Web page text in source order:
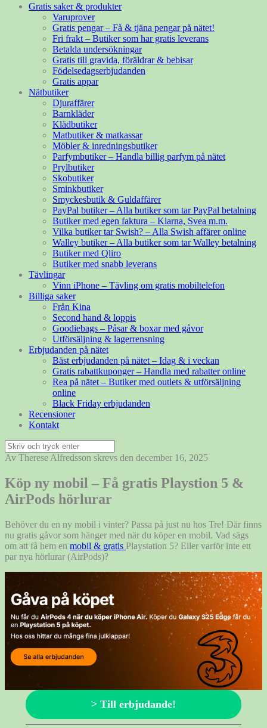
Gratis saker & produkter
Varuprover
Gratis pengar – Få & tjäna pengar på nätet!
Fri frakt – Butiker som har gratis leverans
Betalda undersökningar
Gratis till gravida, föräldrar & bebisar
Födelsedagserbjudanden
Gratis appar
Nätbutiker
Djuraffärer
Barnkläder
Klädbutiker
Matbutiker & matkassar
Möbler & inredningsbutiker
Parfymbutiker – Handla billig parfym på nätet
Prylbutiker
Skobutiker
Sminkbutiker
Smyckesbutik & Guldaffärer
PayPal butiker – Alla butiker som tar PayPal betalning
Butiker med egen faktura – Klarna, Svea m.m.
Vilka butiker tar Swish? – Alla Swish affärer online
Walley butiker – Alla butiker som tar Walley betalning
Butiker med Qliro
Butiker med snabb leverans
Tävlingar
Vinn iPhone – Tävling om gratis mobiltelefon
Billiga saker
Från Kina
Second hand & loppis
Goodiebags – Påsar & boxar med gåvor
Utförsäljning & lagerrensning
Erbjudanden på nätet
Bäst erbjudanden på nätet – Idag & i veckan
Gratis rabattkuponger – Handla med rabatter online
Rea på nätet – Butiker med outlets & utförsäljning
online
Black Friday erbjudanden
Recensioner
Kontakt
Sök
efter:
Av Therese Alfredsson skrevs den december 16, 2025
Köp ny mobil – Få gratis Playstion 5 &
AirPods hörlurar
Behöver du en ny mobil i vinter? Passa på just nu hos Tre! Där finns
nu gratis gåvor som hänger med när du köper en mobil. Vad sägs
om att få hem en mobil & gratis Playstation 5? Eller varför inte ett
par nya hörlurar (AirPods)?
> Till erbjudande!